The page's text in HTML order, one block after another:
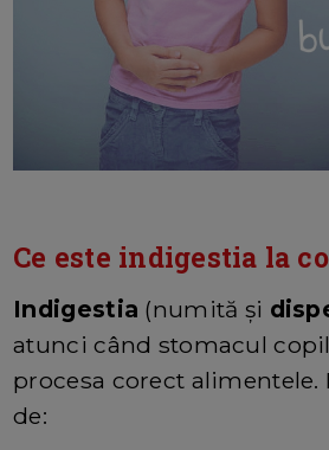
Ce este indigestia la
Indigestia (numită și
atunci când stomacul
procesa corect alimentele.
de: